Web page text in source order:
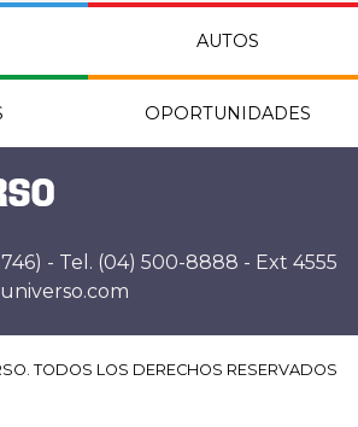
AUTOS
OPORTUNIDADES
- Tel. (04) 500-8888 - Ext 4555
TODOS LOS DERECHOS RESERVADOS